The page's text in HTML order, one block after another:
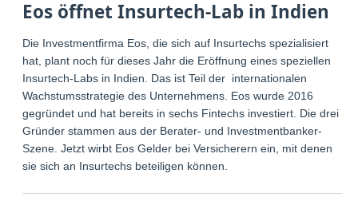
Eos öffnet Insurtech-Lab in Indien
Die Investmentfirma Eos, die sich auf Insurtechs spezialisiert
hat, plant noch für dieses Jahr die Eröffnung eines speziellen
Insurtech-Labs in Indien. Das ist Teil der internationalen
Wachstumsstrategie des Unternehmens. Eos wurde 2016
gegründet und hat bereits in sechs Fintechs investiert. Die drei
Gründer stammen aus der Berater- und Investmentbanker-
Szene. Jetzt wirbt Eos Gelder bei Versicherern ein, mit denen
sie sich an Insurtechs beteiligen können.